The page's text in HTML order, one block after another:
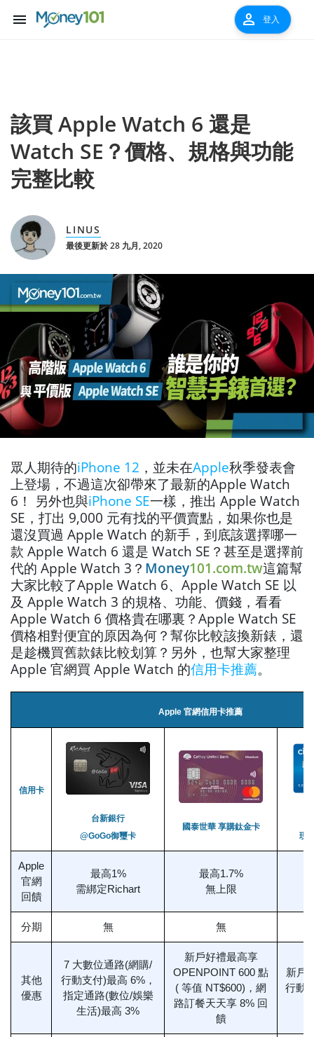
menu person 登入
該買 Apple Watch 6 還是
Watch SE？價格、規格與功能
完整比較
LINUS
最後更新於 28 九月, 2020
眾人期待的iPhone 12 ，並未在Apple秋季發表會
上登場，不過這次卻帶來了最新的Apple Watch
6！ 另外也與iPhone SE一樣，推出 Apple Watch
SE，打出 9,000 元有找的平價賣點，如果你也是
還沒買過 Apple Watch 的新手，到底該選擇哪一
款 Apple Watch 6 還是 Watch SE？甚至是選擇前
代的 Apple Watch 3？ Money101.com.tw這篇幫
大家比較了Apple Watch 6、Apple Watch SE 以
及 Apple Watch 3 的規格、功能、價錢，看看
Apple Watch 6 價格貴在哪裏？Apple Watch SE
價格相對便宜的原因為何？幫你比較該換新錶，還
是趁機買舊款錶比較划算？另外，也幫大家整理
Apple 官網買 Apple Watch 的信用卡推薦。
Apple 官網信用卡推薦
信用卡
台新銀行
@GoGo御璽卡
國泰世華 享購鈦金卡
現
Apple
官網
回饋
最高1%
需綁定Richart
最高1.7%
無上限
分期 無 無
其他
優惠
7 大數位通路(網購/
行動支付)最高 6%，
指定通路(數位/娛樂
生活)最高 3%
新戶好禮最高享
OPENPOINT 600 點
( 等值 NT$600)，網
路訂餐天天享 8% 回
饋
新戶
行動